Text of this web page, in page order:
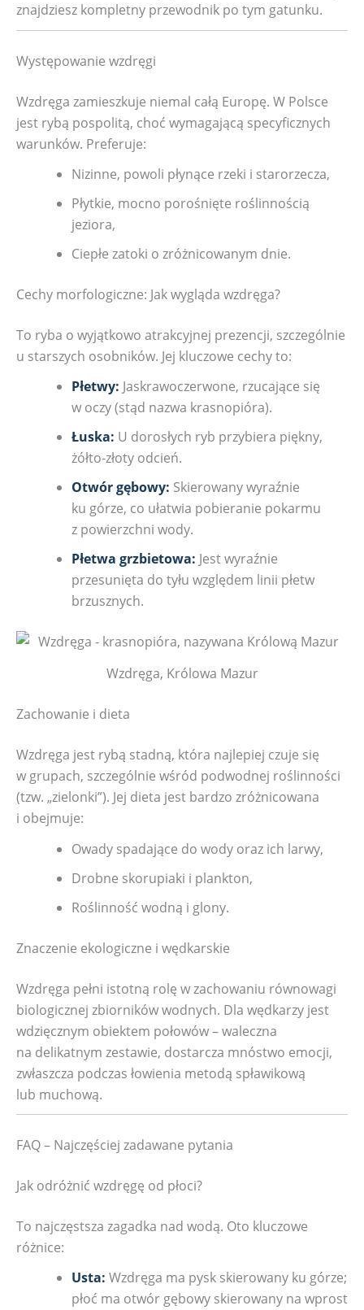
znajdziesz kompletny przewodnik po tym gatunku.
Występowanie wzdręgi
Wzdręga zamieszkuje niemal całą Europę. W Polsce
jest rybą pospolitą, choć wymagającą specyficznych
warunków. Preferuje:
Nizinne, powoli płynące rzeki i starorzecza,
Płytkie, mocno porośnięte roślinnością
jeziora,
Ciepłe zatoki o zróżnicowanym dnie.
Cechy morfologiczne: Jak wygląda wzdręga?
To ryba o wyjątkowo atrakcyjnej prezencji, szczególnie
u starszych osobników. Jej kluczowe cechy to:
Płetwy: Jaskrawoczerwone, rzucające się
w oczy (stąd nazwa krasnopióra).
Łuska: U dorosłych ryb przybiera piękny,
żółto-złoty odcień.
Otwór gębowy: Skierowany wyraźnie
ku górze, co ułatwia pobieranie pokarmu
z powierzchni wody.
Płetwa grzbietowa: Jest wyraźnie
przesunięta do tyłu względem linii płetw
brzusznych.
Wzdręga, Królowa Mazur
Zachowanie i dieta
Wzdręga jest rybą stadną, która najlepiej czuje się
w grupach, szczególnie wśród podwodnej roślinności
(tzw. „zielonki”). Jej dieta jest bardzo zróżnicowana
i obejmuje:
Owady spadające do wody oraz ich larwy,
Drobne skorupiaki i plankton,
Roślinność wodną i glony.
Znaczenie ekologiczne i wędkarskie
Wzdręga pełni istotną rolę w zachowaniu równowagi
biologicznej zbiorników wodnych. Dla wędkarzy jest
wdzięcznym obiektem połowów – waleczna
na delikatnym zestawie, dostarcza mnóstwo emocji,
zwłaszcza podczas łowienia metodą spławikową
lub muchową.
FAQ – Najczęściej zadawane pytania
Jak odróżnić wzdręgę od płoci?
To najczęstsza zagadka nad wodą. Oto kluczowe
różnice:
Usta: Wzdręga ma pysk skierowany ku górze;
płoć ma otwór gębowy skierowany na wprost